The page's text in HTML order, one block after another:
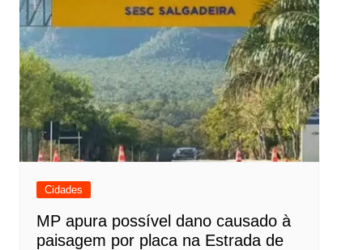
Cidades
MP apura possível dano causado à
paisagem por placa na Estrada de